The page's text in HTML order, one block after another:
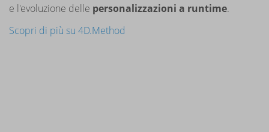
e l'evoluzione delle personalizzazioni a runtime.
Scopri di più su 4D.Method